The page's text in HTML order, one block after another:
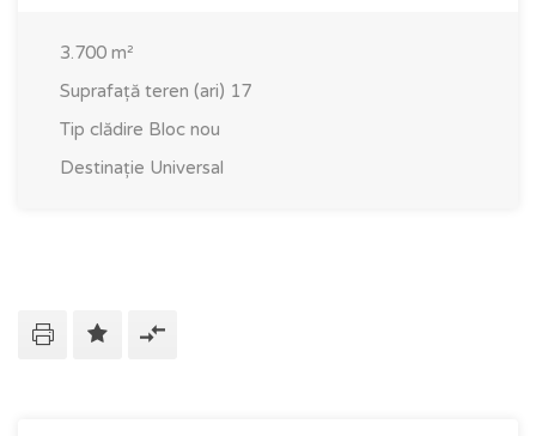
3.700 m²
Suprafață teren (ari) 17
Tip clădire Bloc nou
Destinație Universal